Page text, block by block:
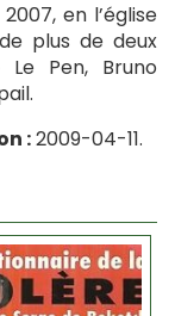
en l’église
plus de deux
Pen, Bruno
:2009-04-11.